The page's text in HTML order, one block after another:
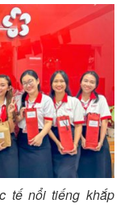
tế nổi tiếng khắp